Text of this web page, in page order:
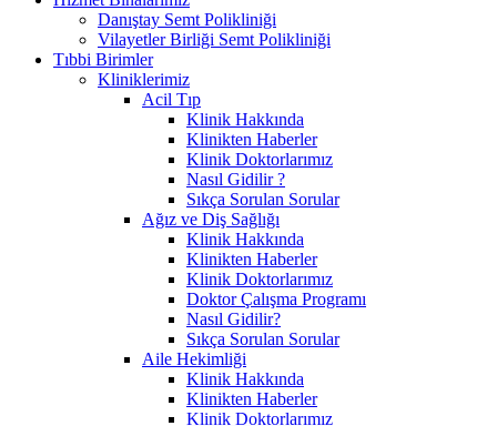
Danıştay Semt Polikliniği
Vilayetler Birliği Semt Polikliniği
Tıbbi Birimler
Kliniklerimiz
Acil Tıp
Klinik Hakkında
Klinikten Haberler
Klinik Doktorlarımız
Nasıl Gidilir ?
Sıkça Sorulan Sorular
Ağız ve Diş Sağlığı
Klinik Hakkında
Klinikten Haberler
Klinik Doktorlarımız
Doktor Çalışma Programı
Nasıl Gidilir?
Sıkça Sorulan Sorular
Aile Hekimliği
Klinik Hakkında
Klinikten Haberler
Klinik Doktorlarımız